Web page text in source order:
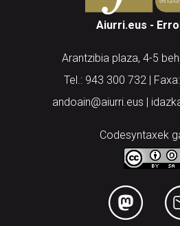
Aiurri.eus -
Arantzibia plaza, 4-5
Tel.: 943 300 732 |
andoain@aiurri.eus |
Codesyntaxek